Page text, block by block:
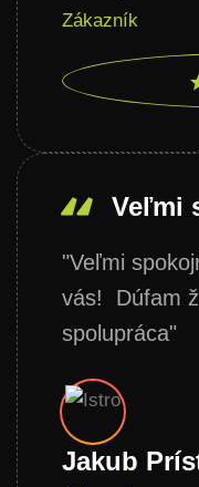
Zákazník
Veľmi
"Veľmi
vás! Dúfam
spolupráca"
Jakub